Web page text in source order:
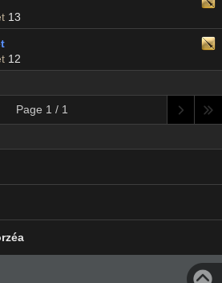
13
12
Page 1 / 1